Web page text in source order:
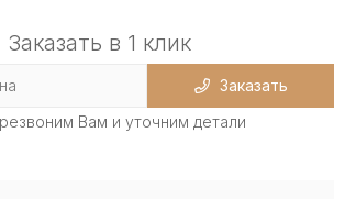
Заказать в 1 клик
Заказать
Вам и уточним детали